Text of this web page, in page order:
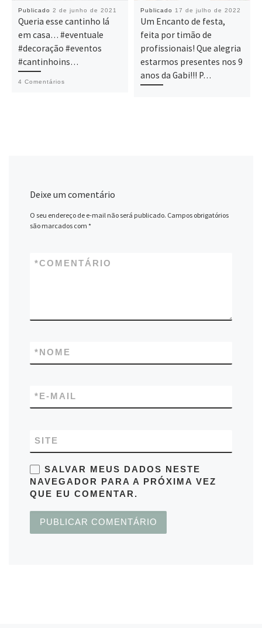
Publicado2 de junho de 2021
Queria esse cantinho lá
em casa… #eventuale
#decoração #eventos
#cantinhoins…
4 Comentários
Publicado 17 de julho de 2022
Um Encanto de festa,
feita por timão de
profissionais! Que alegria
estarmos presentes nos 9
anos da Gabi!!! P…
Deixe um comentário
O seu endereço de e-mail não será publicado. Campos obrigatórios
são marcados com*
COMENTÁRIO
*
NOME
*
E-MAIL
*
SITE
SALVAR MEUS DADOS NESTE
NAVEGADOR PARA A PRÓXIMA VEZ
QUE EU COMENTAR.